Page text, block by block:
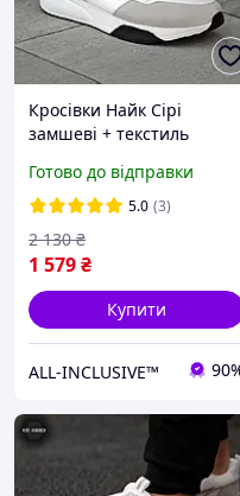
Кросівки Найк Сірі
замшеві + текстиль
Спортивні Кросівки Nike
Grey якісні осінні
Готово до відправки
5.0 (3)
1 579₴
2 130 ₴
Купити
ALL-INCLUSIVE™